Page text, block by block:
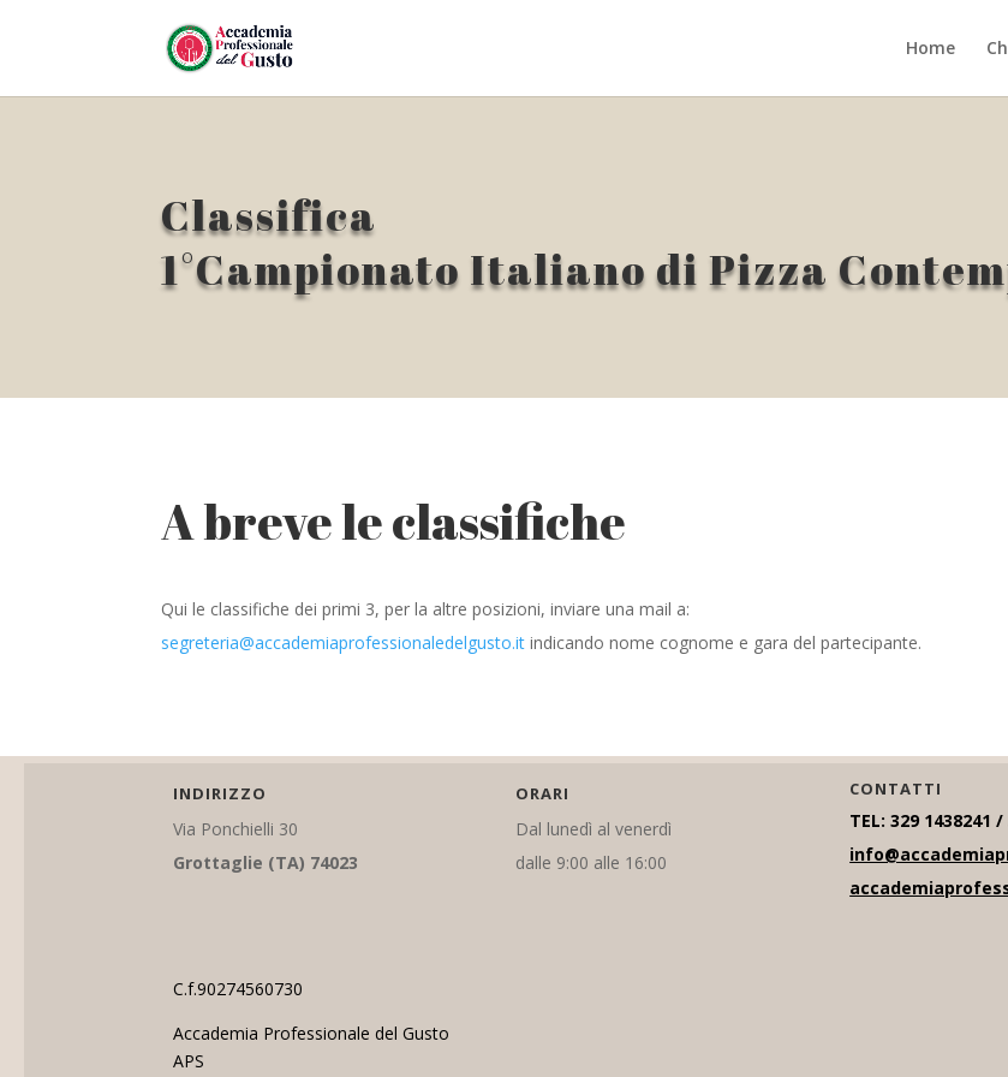
Home
Classifica
1°Campionato Italiano di Pizza
A breve le classifiche
Qui le classifiche dei primi 3, per la altre posizioni, inviare una mail a:
segreteria@accademiaprofessionaledelgusto.it indicando nome cognome e gara del partecipante.
INDIRIZZO
Via Ponchielli 30
Grottaglie (TA) 74023
ORARI
Dal lunedì al venerdì
dalle 9:00 alle 16:00
CONTATTI
TEL: 329 1438241
C.f.90274560730
Accademia Professionale del Gusto
APS